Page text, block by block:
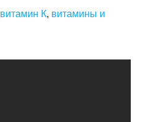
витамин К, витамины и